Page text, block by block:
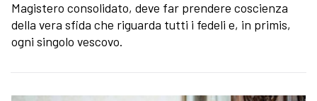
Magistero consolidato, deve far prendere coscienza
della vera sfida che riguarda tutti i fedeli e, in primis,
ogni singolo vescovo.